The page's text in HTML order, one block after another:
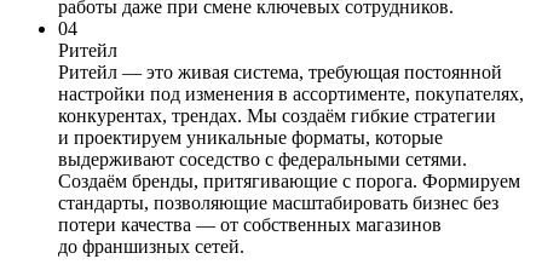
работы даже при смене ключевых сотрудников.
04
Ритейл
Ритейл — это живая система, требующая постоянной
настройки под изменения в ассортименте, покупателях,
конкурентах, трендах. Мы создаём гибкие стратегии
и проектируем уникальные форматы, которые
выдерживают соседство с федеральными сетями.
Создаём бренды, притягивающие с порога. Формируем
стандарты, позволяющие масштабировать бизнес без
потери качества — от собственных магазинов
до франшизных сетей.